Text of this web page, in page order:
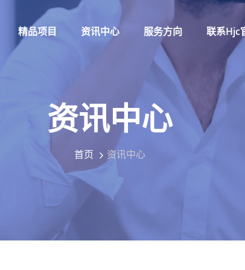
精品项目 资讯中心 服务方向 联系hjc
资讯中心
首页 资讯中心